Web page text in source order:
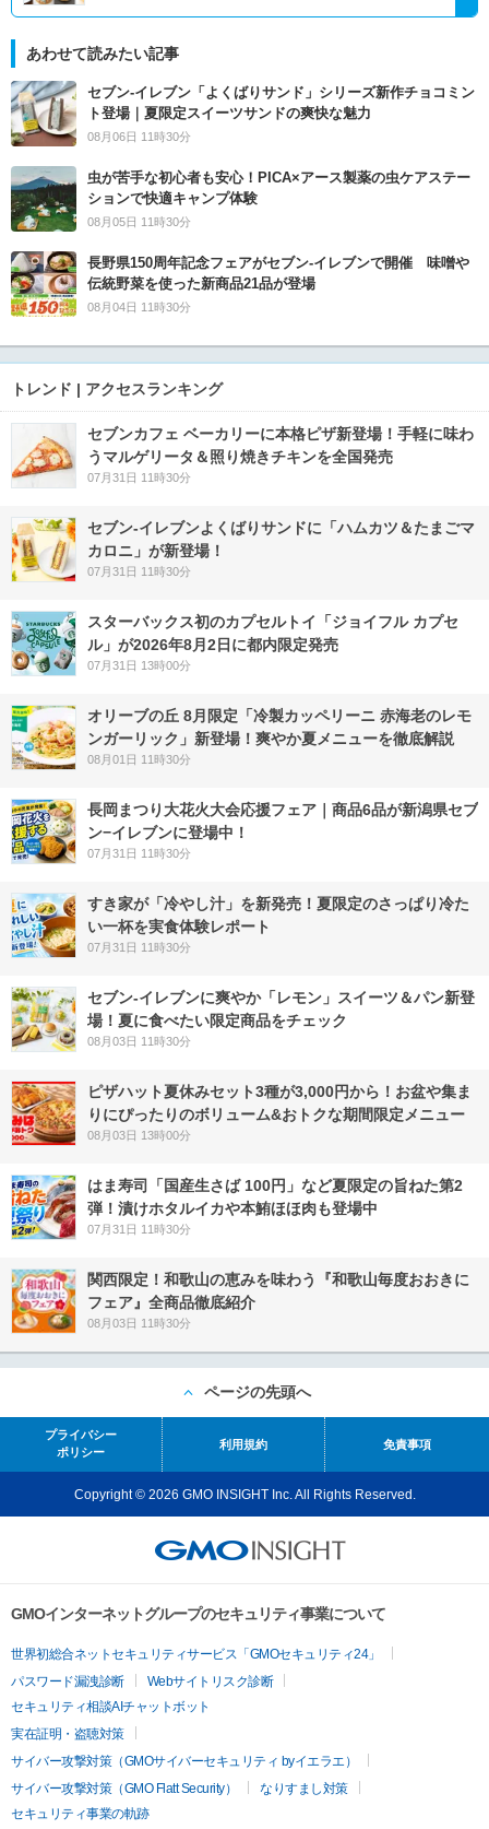
あわせて読みたい記事
セブン‐イレブン「よくばりサンド」シリーズ新作チョコミン
ト登場｜夏限定スイーツサンドの爽快な魅力
08月06日 11時30分
虫が苦手な初心者も安心！PICA×アース製薬の虫ケアステー
ションで快適キャンプ体験
08月05日 11時30分
長野県150周年記念フェアがセブン-イレブンで開催 味噌や
伝統野菜を使った新商品21品が登場
08月04日 11時30分
トレンド | アクセスランキング
セブンカフェ ベーカリーに本格ピザ新登場！手軽に味わ
うマルゲリータ＆照り焼きチキンを全国発売
07月31日 11時30分
セブン‐イレブンよくばりサンドに「ハムカツ＆たまごマ
カロニ」が新登場！
07月31日 11時30分
スターバックス初のカプセルトイ「ジョイフル カプセ
ル」が2026年8月2日に都内限定発売
07月31日 13時00分
オリーブの丘 8月限定「冷製カッペリーニ 赤海老のレモ
ンガーリック」新登場！爽やか夏メニューを徹底解説
08月01日 11時30分
長岡まつり大花火大会応援フェア｜商品6品が新潟県セブ
ン−イレブンに登場中！
07月31日 11時30分
すき家が「冷やし汁」を新発売！夏限定のさっぱり冷た
い一杯を実食体験レポート
07月31日 11時30分
セブン‐イレブンに爽やか「レモン」スイーツ＆パン新登
場！夏に食べたい限定商品をチェック
08月03日 11時30分
ピザハット夏休みセット3種が3,000円から！お盆や集ま
りにぴったりのボリューム&おトクな期間限定メニュー
08月03日 13時00分
はま寿司「国産生さば 100円」など夏限定の旨ねた第2
弾！漬けホタルイカや本鮪ほほ肉も登場中
07月31日 11時30分
関西限定！和歌山の恵みを味わう『和歌山毎度おおきに
フェア』全商品徹底紹介
08月03日 11時30分
ページの先頭へ
プライバシー
ポリシー
利用規約 免責事項
Copyright © 2026 GMO INSIGHT Inc. All Rights Reserved.
GMOインターネットグループのセキュリティ事業について
世界初総合ネットセキュリティサービス「GMOセキュリティ24」
パスワード漏洩診断
Webサイトリスク診断
セキュリティ相談AIチャットボット
実在証明・盗聴対策
サイバー攻撃対策（GMOサイバーセキュリティ byイエラエ）
サイバー攻撃対策（GMO Flatt Security）
なりすまし対策
セキュリティ事業の軌跡